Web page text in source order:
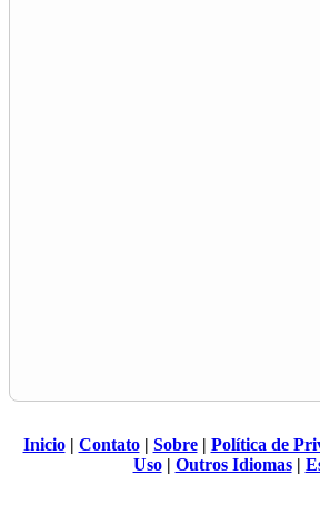
Inicio| Contato| Sobre| Política de
Uso| Outros Idiomas|